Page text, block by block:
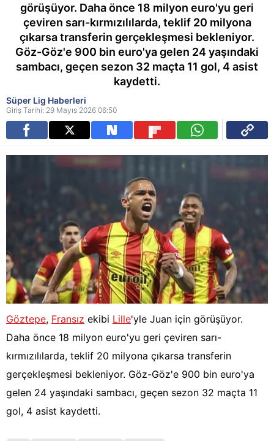
görüşüyor. Daha önce 18 milyon euro'yu geri
çeviren sarı-kırmızılılarda, teklif 20 milyona
çıkarsa transferin gerçekleşmesi bekleniyor.
Göz-Göz'e 900 bin euro'ya gelen 24 yaşındaki
sambacı, geçen sezon 32 maçta 11 gol, 4 asist
kaydetti.
Süper Lig Haberleri
Giriş Tarihi: 29 Mayıs 2026 06:50
Göztepe, Fransız ekibi Lille'yle Juan için görüşüyor.
Daha önce 18 milyon euro'yu geri çeviren sarı-
kırmızılılarda, teklif 20 milyona çıkarsa transferin
gerçekleşmesi bekleniyor. Göz-Göz'e 900 bin euro'ya
gelen 24 yaşındaki sambacı, geçen sezon 32 maçta 11
gol, 4 asist kaydetti.